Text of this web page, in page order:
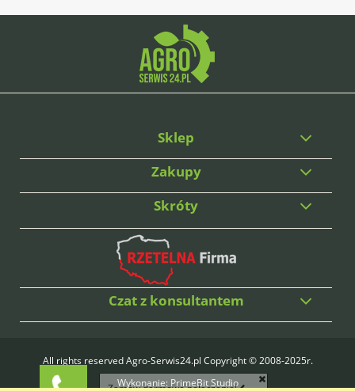
Sklep
Zakupy
Skróty
Czat z konsultantem
All rights reserved Agro-Serwis24.pl Copyright © 2008-2025r.
Wykonanie: PrimeBit Studio
Zamów darmowe połączenie!